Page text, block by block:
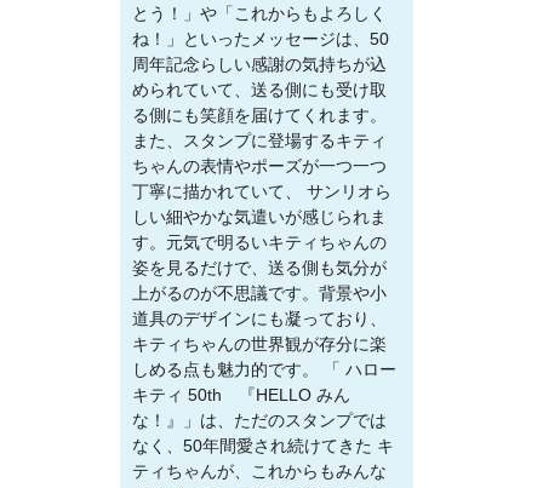
とう！」や「これからもよろしく
ね！」といったメッセージは、50
周年記念らしい感謝の気持ちが込
められていて、送る側にも受け取
る側にも笑顔を届けてくれます。
また、スタンプに登場するキティ
ちゃんの表情やポーズが一つ一つ
丁寧に描かれていて、 サンリオら
しい細やかな気遣いが感じられま
す。元気で明るいキティちゃんの
姿を見るだけで、送る側も気分が
上がるのが不思議です。背景や小
道具のデザインにも凝っており、
キティちゃんの世界観が存分に楽
しめる点も魅力的です。 「 ハロー
キティ 50th 『HELLO みん
な！』」は、ただのスタンプでは
なく、50年間愛され続けてきた キ
ティちゃんが、これからもみんな